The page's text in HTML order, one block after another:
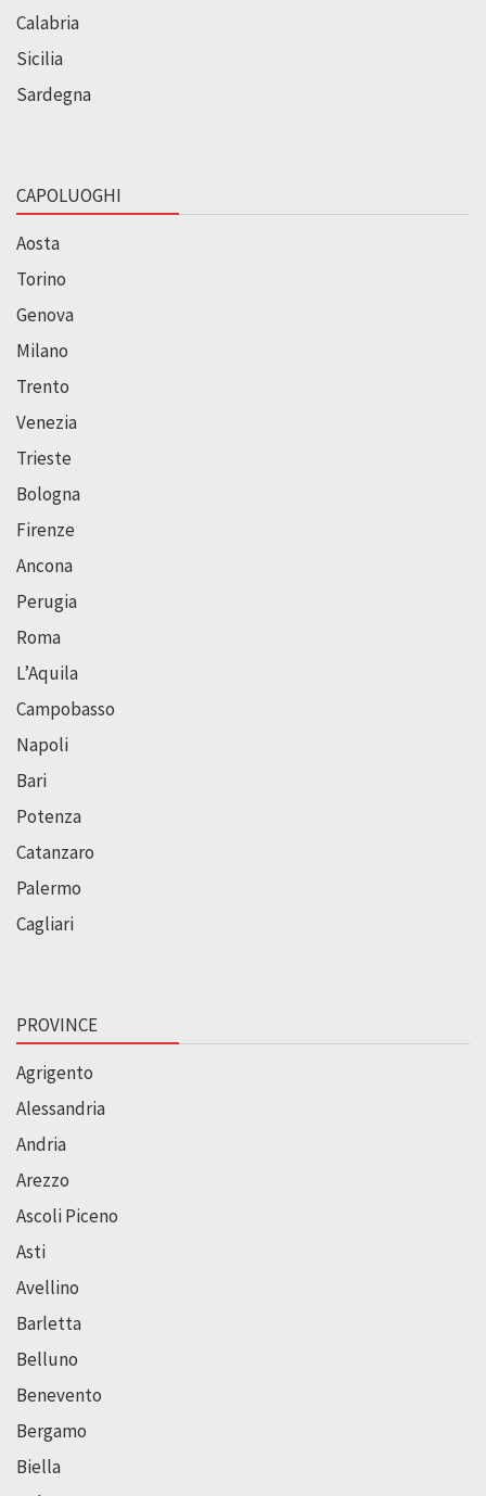
Calabria
Sicilia
Sardegna
CAPOLUOGHI
Aosta
Torino
Genova
Milano
Trento
Venezia
Trieste
Bologna
Firenze
Ancona
Perugia
Roma
L’Aquila
Campobasso
Napoli
Bari
Potenza
Catanzaro
Palermo
Cagliari
PROVINCE
Agrigento
Alessandria
Andria
Arezzo
Ascoli Piceno
Asti
Avellino
Barletta
Belluno
Benevento
Bergamo
Biella